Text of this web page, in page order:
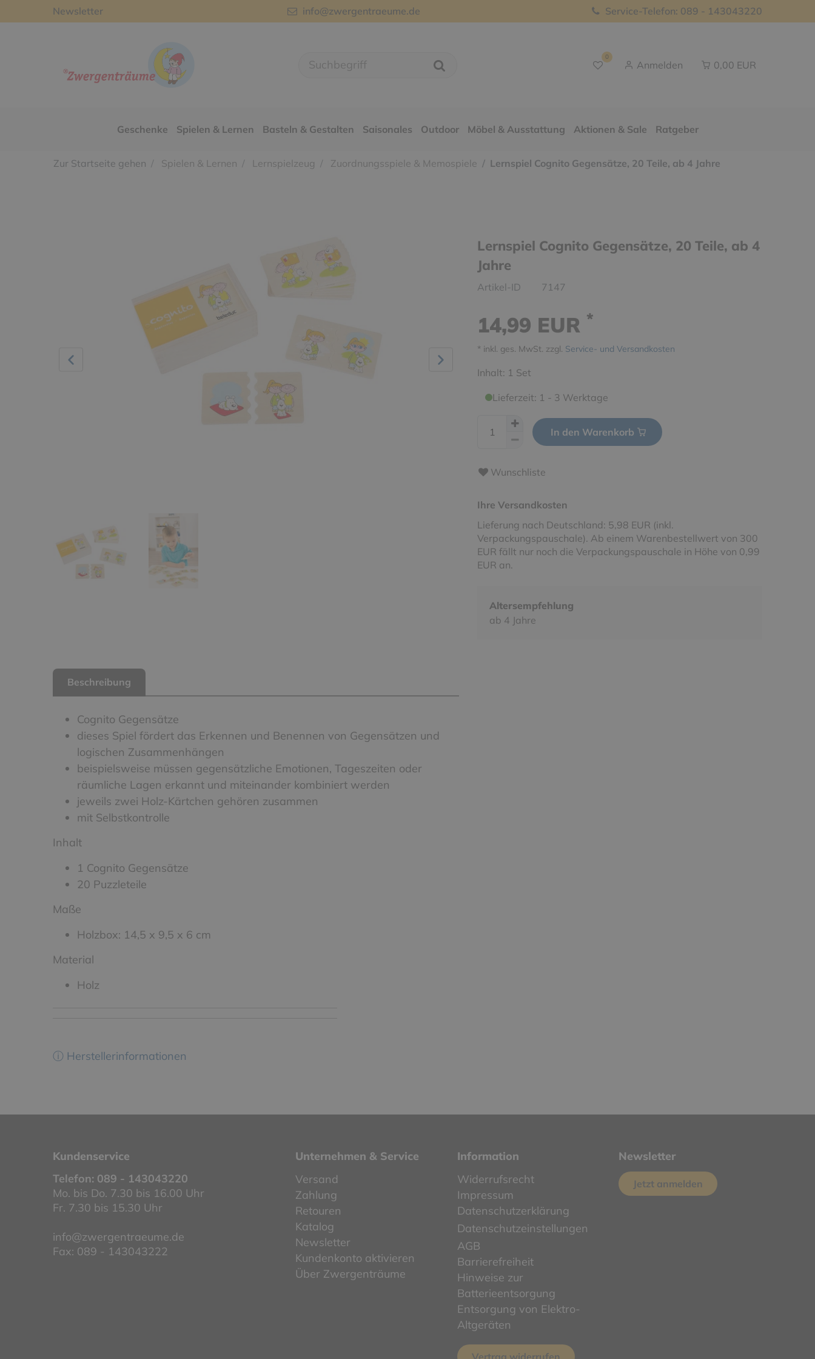
Newsletter
info@zwergentraeume.de Service-Telefon: 089 - 143043220
0
Anmelden 0,00 EUR
Geschenke Spielen & Lernen Basteln & Gestalten Saisonales Outdoor Möbel & Ausstattung Aktionen & Sale Ratgeber
Zur Startseite gehen Spielen & Lernen Lernspielzeug Zuordnungsspiele & Memospiele Lernspiel Cognito Gegensätze, 20 Teile, ab 4 Jahre
Lernspiel Cognito Gegensätze, 20 Teile, ab 4
Jahre
Artikel-ID 7147
14,99 EUR *
* inkl. ges. MwSt. zzgl. Service- und Versandkosten
Inhalt: 1 Set
Lieferzeit: 1 - 3 Werktage
In den Warenkorb
Wunschliste
Ihre Versandkosten
Lieferung nach Deutschland: 5,98 EUR (inkl.
Verpackungspauschale). Ab einem Warenbestellwert von 300
EUR fällt nur noch die Verpackungspauschale in Höhe von 0,99
EUR an.
Altersempfehlung
ab 4 Jahre
Beschreibung
Cognito Gegensätze
dieses Spiel fördert das Erkennen und Benennen von Gegensätzen und
logischen Zusammenhängen
beispielsweise müssen gegensätzliche Emotionen, Tageszeiten oder
räumliche Lagen erkannt und miteinander kombiniert werden
jeweils zwei Holz-Kärtchen gehören zusammen
mit Selbstkontrolle
Inhalt
1 Cognito Gegensätze
20 Puzzleteile
Maße
Holzbox: 14,5 x 9,5 x 6 cm
Material
Holz
ⓘ Herstellerinformationen
Kundenservice
Telefon: 089 - 143043220
Mo. bis Do. 7.30 bis 16.00 Uhr
Fr. 7.30 bis 15.30 Uhr
info@zwergentraeume.de
Fax: 089 - 143043222
Unternehmen & Service
Versand
Zahlung
Retouren
Katalog
Newsletter
Kundenkonto aktivieren
Über Zwergenträume
Information
Widerrufsrecht
Impressum
Datenschutzerklärung
Datenschutzeinstellungen
AGB
Barrierefreiheit
Hinweise zur
Batterieentsorgung
Entsorgung von Elektro-
Altgeräten
Vertrag widerrufen
Newsletter
Jetzt anmelden